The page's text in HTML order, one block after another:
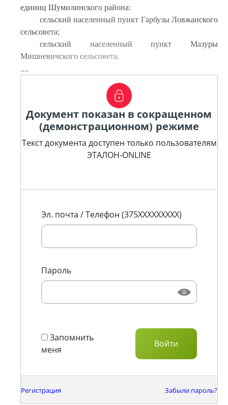
единиц Шумилинского района:
сельский населенный пункт Гарбузы Ловжанского
сельсовета;
сельский населенный пункт Мазуры
Мишневичского сельсовета.
....
Документ показан в сокращенном
(демонстрационном) режиме
Текст документа доступен только пользователям
ЭТАЛОН-ONLINE
Эл. почта / Телефон (375XXXXXXXXX)
Пароль
Запомнить
меня
Регистрация Забыли пароль?